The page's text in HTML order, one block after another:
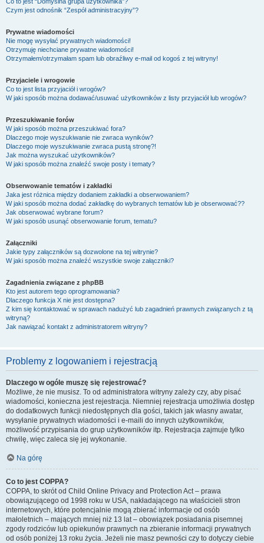
Czym jest odnośnik “Zespół administracyjny”?
Prywatne wiadomości
Nie mogę wysyłać prywatnych wiadomości!
Otrzymuję niechciane prywatne wiadomości!
Otrzymałem/otrzymałam spam lub obraźliwy e-mail od kogoś z tej witryny!
Przyjaciele i wrogowie
Co to jest lista przyjaciół i wrogów?
W jaki sposób można dodawać/usuwać użytkowników z listy przyjaciół lub wrogów?
Przeszukiwanie forów
W jaki sposób można przeszukiwać fora?
Dlaczego moje wyszukiwanie nie zwraca wyników?
Dlaczego moje wyszukiwanie zwraca pustą stronę?!
Jak można wyszukać użytkowników?
W jaki sposób można znaleźć swoje posty i tematy?
Obserwowanie tematów i zakładki
Jaka jest różnica między dodaniem zakładki a obserwowaniem?
W jaki sposób można dodać zakładkę do wybranych tematów lub je obserwować??
Jak obserwować wybrane forum?
W jaki sposób usunąć obserwowanie forum, tematu?
Załączniki
Jakie typy załączników są dozwolone na tej witrynie?
W jaki sposób można znaleźć wszystkie swoje załączniki?
Zagadnienia związane z phpBB
Kto jest autorem tego oprogramowania?
Dlaczego funkcja X nie jest dostępna?
Z kim się kontaktować w sprawach nadużyć lub zagadnień prawnych związanych z tą
witryną?
Jak nawiązać kontakt z administratorem witryny?
Problemy z logowaniem i rejestracją
Dlaczego w ogóle muszę się rejestrować?
Możliwe, że nie musisz. To od administratora witryny zależy czy, aby pisać
wiadomości, konieczna jest rejestracja. Niemniej rejestracja umożliwia dostęp
do dodatkowych funkcji niedostępnych dla gości, takich jak własny awatar,
wysyłanie prywatnych wiadomości i e-maili do innych użytkowników,
możliwość przypisania do grup użytkowników itp. Rejestracja zajmuje tylko
chwilę, więc zaleca się jej wykonanie.
Na górę
Co to jest COPPA?
COPPA, to skrót od Child Online Privacy and Protection Act – prawa
obowiązującego od 1998 roku w USA, nakładającego na właścicieli stron
internetowych, które potencjalnie mogą zbierać informacje od osób
małoletnich – mających mniej niż 13 lat – obowiązek posiadania pisemnej
zgody rodziców lub opiekunów prawnych na zbieranie informacji prywatnych
od osób poniżej 13 roku życia. Jeżeli nie masz pewności czy to dotyczy ciebie